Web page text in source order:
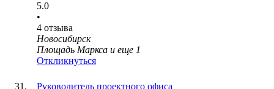
5.0
•
4 отзыва
Новосибирск
Площадь Маркса и еще 1
Откликнуться
Руководитель проектного офиса